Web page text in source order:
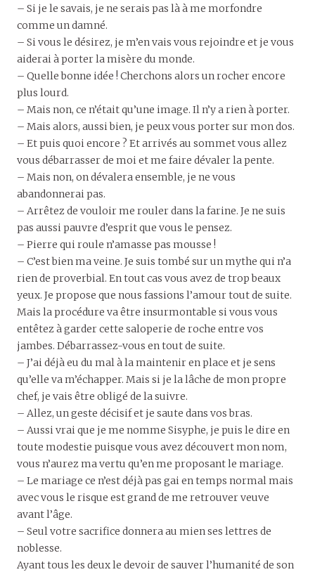
– Si je le savais, je ne serais pas là à me morfondre
comme un damné.
– Si vous le désirez, je m’en vais vous rejoindre et je vous
aiderai à porter la misère du monde.
– Quelle bonne idée ! Cherchons alors un rocher encore
plus lourd.
– Mais non, ce n’était qu’une image. Il n’y a rien à porter.
– Mais alors, aussi bien, je peux vous porter sur mon dos.
– Et puis quoi encore ? Et arrivés au sommet vous allez
vous débarrasser de moi et me faire dévaler la pente.
– Mais non, on dévalera ensemble, je ne vous
abandonnerai pas.
– Arrêtez de vouloir me rouler dans la farine. Je ne suis
pas aussi pauvre d’esprit que vous le pensez.
– Pierre qui roule n’amasse pas mousse !
– C’est bien ma veine. Je suis tombé sur un mythe qui n’a
rien de proverbial. En tout cas vous avez de trop beaux
yeux. Je propose que nous fassions l’amour tout de suite.
Mais la procédure va être insurmontable si vous vous
entêtez à garder cette saloperie de roche entre vos
jambes. Débarrassez-vous en tout de suite.
– J’ai déjà eu du mal à la maintenir en place et je sens
qu’elle va m’échapper. Mais si je la lâche de mon propre
chef, je vais être obligé de la suivre.
– Allez, un geste décisif et je saute dans vos bras.
– Aussi vrai que je me nomme Sisyphe, je puis le dire en
toute modestie puisque vous avez découvert mon nom,
vous n’aurez ma vertu qu’en me proposant le mariage.
– Le mariage ce n’est déjà pas gai en temps normal mais
avec vous le risque est grand de me retrouver veuve
avant l’âge.
– Seul votre sacrifice donnera au mien ses lettres de
noblesse.
Ayant tous les deux le devoir de sauver l’humanité de son